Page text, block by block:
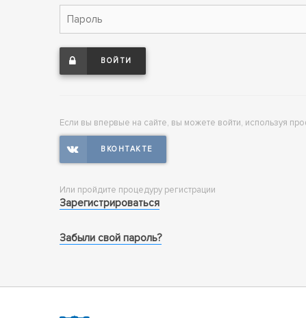
ВОЙТИ
Если вы впервые на сайте, вы можете войти, используя
Или пройдите процедуру регистрации
Зарегистрироваться
Забыли свой пароль?